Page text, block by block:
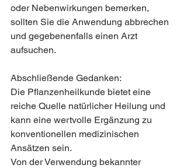
oder Nebenwirkungen bemerken,
sollten Sie die Anwendung abbrechen
und gegebenenfalls einen Arzt
aufsuchen.
Abschließende Gedanken:
Die Pflanzenheilkunde bietet eine
reiche Quelle natürlicher Heilung und
kann eine wertvolle Ergänzung zu
konventionellen medizinischen
Ansätzen sein.
Von der Verwendung bekannter